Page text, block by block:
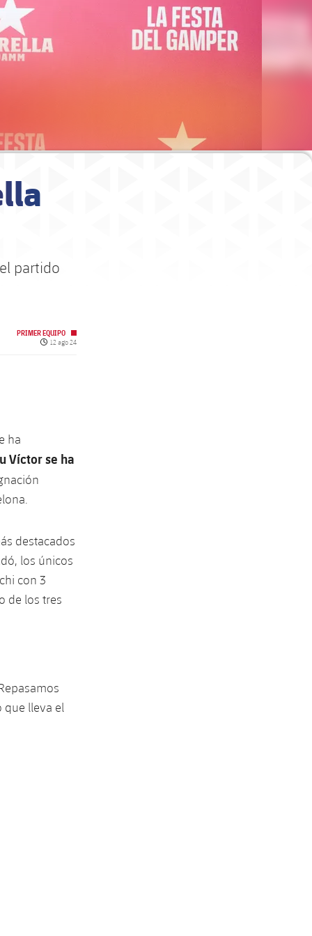
partido
PRIMER EQUIPO
Fecha de publicación
12 ago 24
ha
Víctor se ha
destacados
los únicos
con 3
de los tres
que lleva el